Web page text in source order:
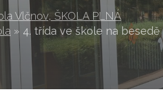
Vlčnov, ŠKOLA PLNÁ
» 4. třída ve škole na besedě